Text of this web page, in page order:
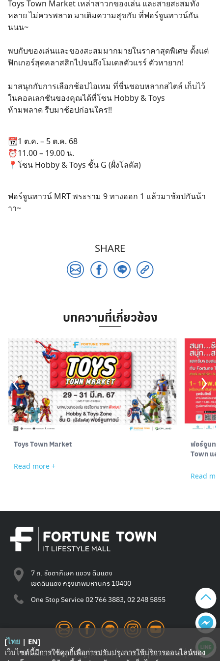
Toys Town Market เหล่าสาวกของเล่น และสายสะสมทั้ง
หลาย ไม่ควรพลาด มาเติมความสุขกับ ที่ฟอร์จูนทาวน์กัน
นนน~
พบกับของเล่นและของสะสมมากมายในราคาสุดพิเศษ ตั้งแต่
ฟิกเกอร์สุดคลาสสิกไปจนถึงโมเดลตัวแรร์ ตัวหายาก!
มาสนุกกับการเลือกช้อปไอเทม ที่ชื่นชอบหลากสไตล์ เก็บไว้
ในคอลเลกชันของคุณได้ที่โซน Hobby & Toys
ห้ามพลาด รีบมาช้อปก่อนใคร!!
📆1 ต.ค. – 5 ต.ค. 68
⏰11.00 – 19.00 น.
📍โซน Hobby & Toys ชั้น G (ฝั่งโลตัส)
ฟอร์จูนทาวน์ MRT พระราม 9 ทางออก 1 แล้วมาช้อปกันน้า
าา~
SHARE
บทความที่เกี่ยวข้อง
Toys Town Market
Read more +
ฟอร์จูนทาวน์ ชวนสนุกช้อป สะสมแต้
Town แ
Read
7 ถ. รัชดาภิเษก แขวง ดินแดง
เขตดินแดง กรุงเทพมหานคร 10400
One Stop Service 02 766 3883, 02 248 5855
Promotion Happening Review Directory Contact Us Shop
[ไทย | EN]
เว็บไซต์นี้มีการใช้คุกกี้เพื่อการปรับปรุงการใช้บริการออนไลน์ของ